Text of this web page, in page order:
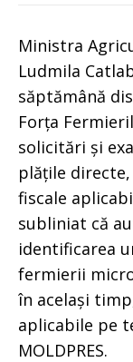
Ministra
Ludmila
săptămână
Forța
solicitări și
plățile
fiscale
subliniat că
identificarea
fermierii
în același
aplicabile pe
MOLDPRES.